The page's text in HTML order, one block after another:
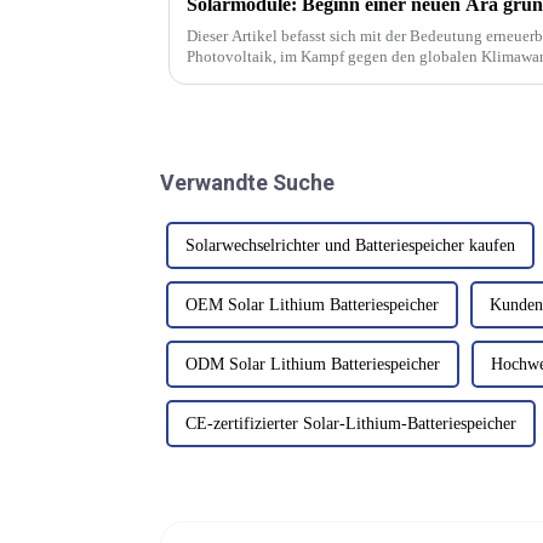
Dieser Artikel befasst sich mit der Bedeutung
Photovoltaik, im Kampf gegen den globalen
Verwandte Suche
Solarwechselrichter und Batteriespeicher kaufen
OEM Solar Lithium Batteriespeicher
ODM Solar Lithium Batteriespeicher
CE-zertifizierter Solar-Lithium-Batteriespeicher